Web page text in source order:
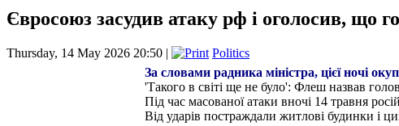
Євросоюз засудив атаку рф і оголосив, що
Thursday, 14 May 2026 20:50 |
Politics
За словами радника міністра, цієї ночі
'Такого в світі ще не було': Флеш назвав
Під час масованої атаки вночі 14 травня
Від ударів постраждали житлові будинки і